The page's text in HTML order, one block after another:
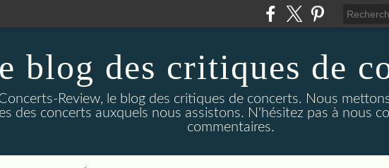
blog des critiques de
Review, le blog des critiques de concerts. Nous
des concerts auxquels nous assistons. N'hésitez pas à nous
commentaires.